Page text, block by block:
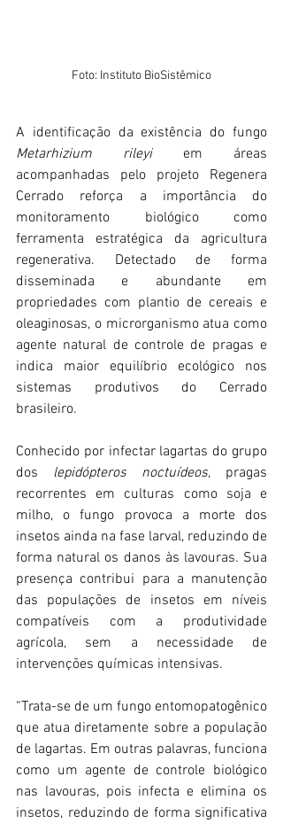
Foto: Instituto BioSistêmico
Metarhizium rileyi em áreas
acompanhadas pelo projeto Regenera
Cerrado reforça a importância do
monitoramento biológico como
ferramenta estratégica da agricultura
regenerativa. Detectado de forma
disseminada e abundante em
propriedades com plantio de cereais e
oleaginosas, o microrganismo atua como
agente natural de controle de pragas e
indica maior equilíbrio ecológico nos
sistemas produtivos do Cerrado
brasileiro.
Conhecido por infectar lagartas do grupo
dos lepidópteros noctuídeos, pragas
recorrentes em culturas como soja e
milho, o fungo provoca a morte dos
insetos ainda na fase larval, reduzindo de
forma natural os danos às lavouras. Sua
presença contribui para a manutenção
das populações de insetos em níveis
compatíveis com a produtividade
agrícola, sem a necessidade de
intervenções químicas intensivas.
“Trata-se de um fungo entomopatogênico
que atua diretamente sobre a população
de lagartas. Em outras palavras, funciona
como um agente de controle biológico
nas lavouras, pois infecta e elimina os
insetos, reduzindo de forma significativa